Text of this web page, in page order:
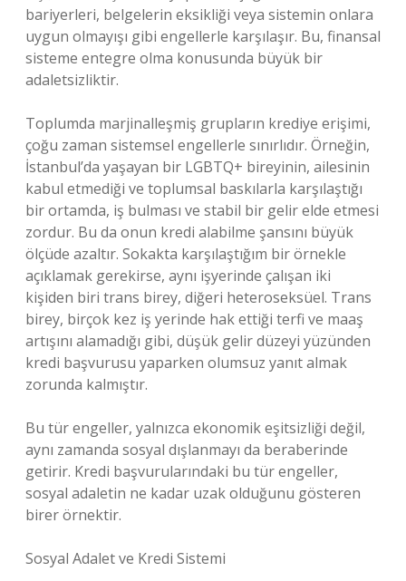
bariyerleri, belgelerin eksikliği veya sistemin onlara
uygun olmayışı gibi engellerle karşılaşır. Bu, finansal
sisteme entegre olma konusunda büyük bir
adaletsizliktir.
Toplumda marjinalleşmiş grupların krediye erişimi,
çoğu zaman sistemsel engellerle sınırlıdır. Örneğin,
İstanbul’da yaşayan bir LGBTQ+ bireyinin, ailesinin
kabul etmediği ve toplumsal baskılarla karşılaştığı
bir ortamda, iş bulması ve stabil bir gelir elde etmesi
zordur. Bu da onun kredi alabilme şansını büyük
ölçüde azaltır. Sokakta karşılaştığım bir örnekle
açıklamak gerekirse, aynı işyerinde çalışan iki
kişiden biri trans birey, diğeri heteroseksüel. Trans
birey, birçok kez iş yerinde hak ettiği terfi ve maaş
artışını alamadığı gibi, düşük gelir düzeyi yüzünden
kredi başvurusu yaparken olumsuz yanıt almak
zorunda kalmıştır.
Bu tür engeller, yalnızca ekonomik eşitsizliği değil,
aynı zamanda sosyal dışlanmayı da beraberinde
getirir. Kredi başvurularındaki bu tür engeller,
sosyal adaletin ne kadar uzak olduğunu gösteren
birer örnektir.
Sosyal Adalet ve Kredi Sistemi